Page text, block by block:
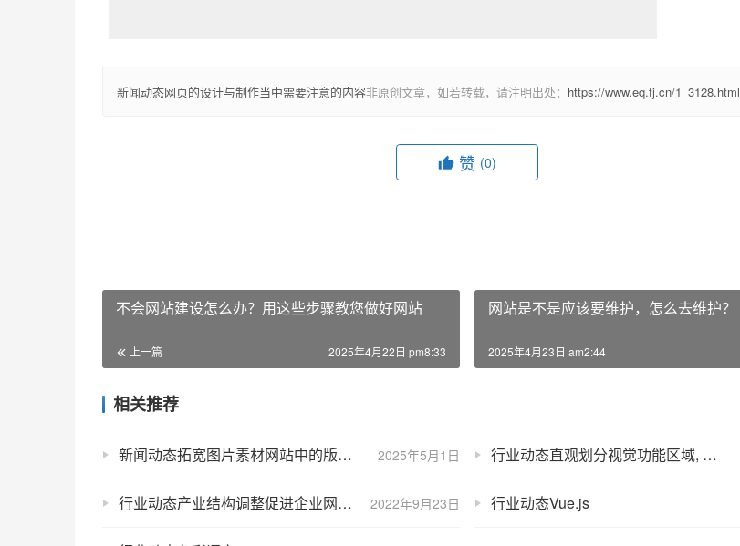
新闻动态网页的设计与制作当中需要注意的内容非原创文章，如若转载，请注明出处： https://www.eq.fj.cn/1_3128.html
赞 (0)
不会网站建设怎么办？用这些步骤教您做好网站
上一篇 2025年4月22日 pm8:33
网站是不是应该要维护，怎么去维护？
2025年4月23日 am2:44
相关推荐
2025年5月1日
新闻动态拓宽图片素材网站中的版权价值维度 行业动态直观划分视觉功能区域, 配合网页布局
2022年9月23日
行业动态产业结构调整促进企业网站建设的发展 行业动态Vue.js